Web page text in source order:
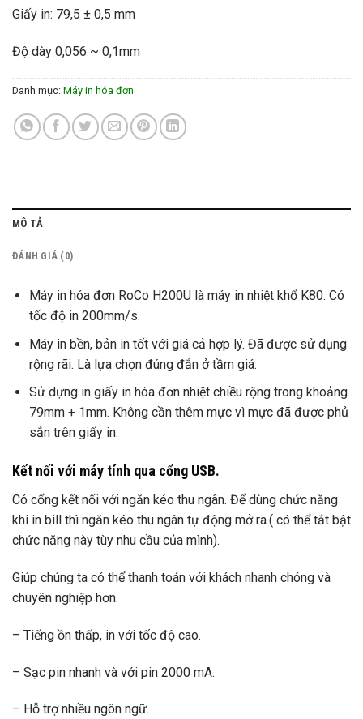
Giấy in: 79,5 ± 0,5 mm
Độ dày 0,056 ~ 0,1mm
Danh mục: Máy in hóa đơn
MÔ TẢ
ĐÁNH GIÁ (0)
Máy in hóa đơn RoCo H200U là máy in nhiệt khổ K80. Có
tốc độ in 200mm/s.
Máy in bền, bản in tốt với giá cả hợp lý. Đã được sử dụng
rộng rãi. Là lựa chọn đúng đắn ở tầm giá.
Sử dựng in giấy in hóa đơn nhiệt chiều rộng trong khoảng
79mm + 1mm. Không cần thêm mực vì mực đã được phủ
sẳn trên giấy in.
Kết nối với máy tính qua cổng USB.
Có cổng kết nối với ngăn kéo thu ngân. Để dùng chức năng
khi in bill thì ngăn kéo thu ngân tự động mở ra.( có thể tắt bật
chức năng này tùy nhu cầu của mình).
Giúp chúng ta có thể thanh toán với khách nhanh chóng và
chuyên nghiệp hơn.
– Tiếng ồn thấp, in với tốc độ cao.
– Sạc pin nhanh và với pin 2000 mA.
– Hỗ trợ nhiều ngôn ngữ.